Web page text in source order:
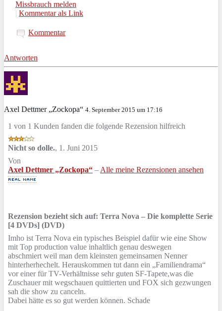
Missbrauch melden
| Kommentar als Link
Kommentar
Antworten
Axel Dettmer „Zockopa“ 4. September 2015 um 17:16
1 von 1 Kunden fanden die folgende Rezension hilfreich
Nicht so dolle., 1. Juni 2015
Von
Axel Dettmer „Zockopa“ – Alle meine Rezensionen ansehen
Rezension bezieht sich auf: Terra Nova – Die komplette Serie
[4 DVDs] (DVD)
Imho ist Terra Nova ein typisches Beispiel dafür wie eine Show
mit Top production value inhaltlich genau deswegen
abschmiert weil man dem kleinsten gemeinsamen Nenner
hinterherhechelt. Herauskommen tut dann ein „Familiendrama“
vor einer für TV-Verhältnisse sehr guten SF-Tapete,was die
Zuschauer mit wegschauen quittierten und FOX sich gezwungen
sah die show zu canceln.
Dabei hätte es so gut werden können. Schade